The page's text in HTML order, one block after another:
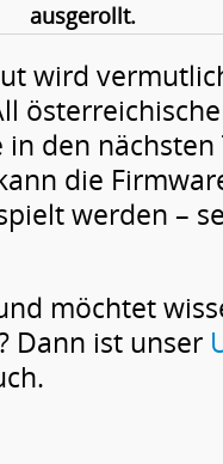
ausgerollt.
wird
den nächsten
die
werden –
möchtet
Dann ist unser